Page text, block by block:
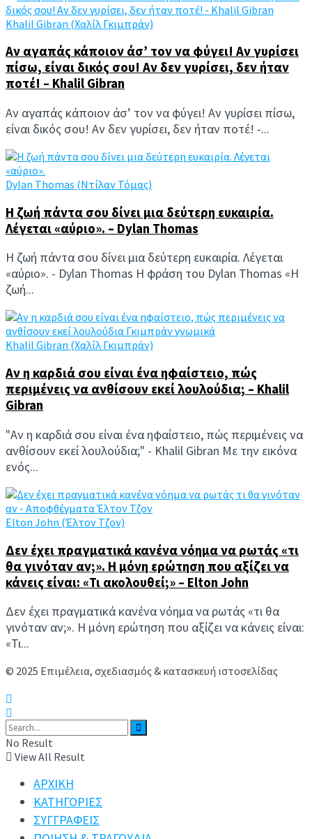
Khalil Gibran (Χαλίλ Γκιμπράν)
Αν αγαπάς κάποιον άσ’ τον να φύγει! Αν γυρίσει
πίσω, είναι δικός σου! Αν δεν γυρίσει, δεν ήταν
ποτέ! – Khalil Gibran
Αν αγαπάς κάποιον άσ’ τον να φύγει! Αν γυρίσει πίσω,
είναι δικός σου! Αν δεν γυρίσει, δεν ήταν ποτέ! -...
Dylan Thomas (Ντίλαν Τόμας)
Η ζωή πάντα σου δίνει μια δεύτερη ευκαιρία.
Λέγεται «αύριο». – Dylan Thomas
Η ζωή πάντα σου δίνει μια δεύτερη ευκαιρία. Λέγεται
«αύριο». - Dylan Thomas Η φράση του Dylan Thomas «Η
ζωή...
Khalil Gibran (Χαλίλ Γκιμπράν)
Αν η καρδιά σου είναι ένα ηφαίστειο, πώς
περιμένεις να ανθίσουν εκεί λουλούδια; – Khalil
Gibran
"Αν η καρδιά σου είναι ένα ηφαίστειο, πώς περιμένεις να
ανθίσουν εκεί λουλούδια;" - Khalil Gibran Με την εικόνα
ενός...
Elton John (Έλτον Τζον)
Δεν έχει πραγματικά κανένα νόημα να ρωτάς «τι
θα γινόταν αν;». Η μόνη ερώτηση που αξίζει να
κάνεις είναι: «Τι ακολουθεί;» – Elton John
Δεν έχει πραγματικά κανένα νόημα να ρωτάς «τι θα
γινόταν αν;». Η μόνη ερώτηση που αξίζει να κάνεις είναι:
«Τι...
© 2025 Επιμέλεια, σχεδιασμός & κατασκευή ιστοσελίδας
No Result
View All Result
ΑΡΧΙΚΗ
ΚΑΤΗΓΟΡΙΕΣ
ΣΥΓΓΡΑΦΕΙΣ